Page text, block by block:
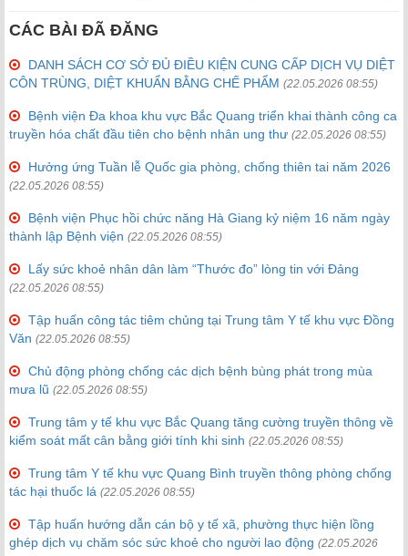
CÁC BÀI ĐÃ ĐĂNG
DANH SÁCH CƠ SỞ ĐỦ ĐIỀU KIỆN CUNG CẤP DỊCH VỤ DIỆT
CÔN TRÙNG, DIỆT KHUẨN BẰNG CHẾ PHẨM (22.05.2026 08:55)
Bệnh viện Đa khoa khu vực Bắc Quang triển khai thành công ca
truyền hóa chất đầu tiên cho bệnh nhân ung thư (22.05.2026 08:55)
Hưởng ứng Tuần lễ Quốc gia phòng, chống thiên tai năm 2026
(22.05.2026 08:55)
Bệnh viện Phục hồi chức năng Hà Giang kỷ niệm 16 năm ngày
thành lập Bệnh viện (22.05.2026 08:55)
Lấy sức khoẻ nhân dân làm “Thước đo” lòng tin với Đảng
(22.05.2026 08:55)
Tập huấn công tác tiêm chủng tại Trung tâm Y tế khu vực Đồng
Văn (22.05.2026 08:55)
Chủ động phòng chống các dịch bệnh bùng phát trong mùa
mưa lũ (22.05.2026 08:55)
Trung tâm y tế khu vực Bắc Quang tăng cường truyền thông về
kiểm soát mất cân bằng giới tính khi sinh (22.05.2026 08:55)
Trung tâm Y tế khu vực Quang Bình truyền thông phòng chống
tác hại thuốc lá (22.05.2026 08:55)
Tập huấn hướng dẫn cán bộ y tế xã, phường thực hiện lồng
ghép dịch vụ chăm sóc sức khoẻ cho người lao động (22.05.2026